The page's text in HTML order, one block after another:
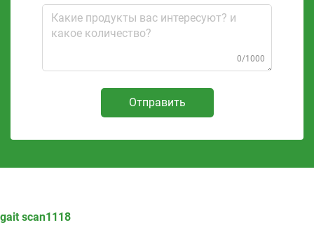
0/1000
Отправить
gait scan1118